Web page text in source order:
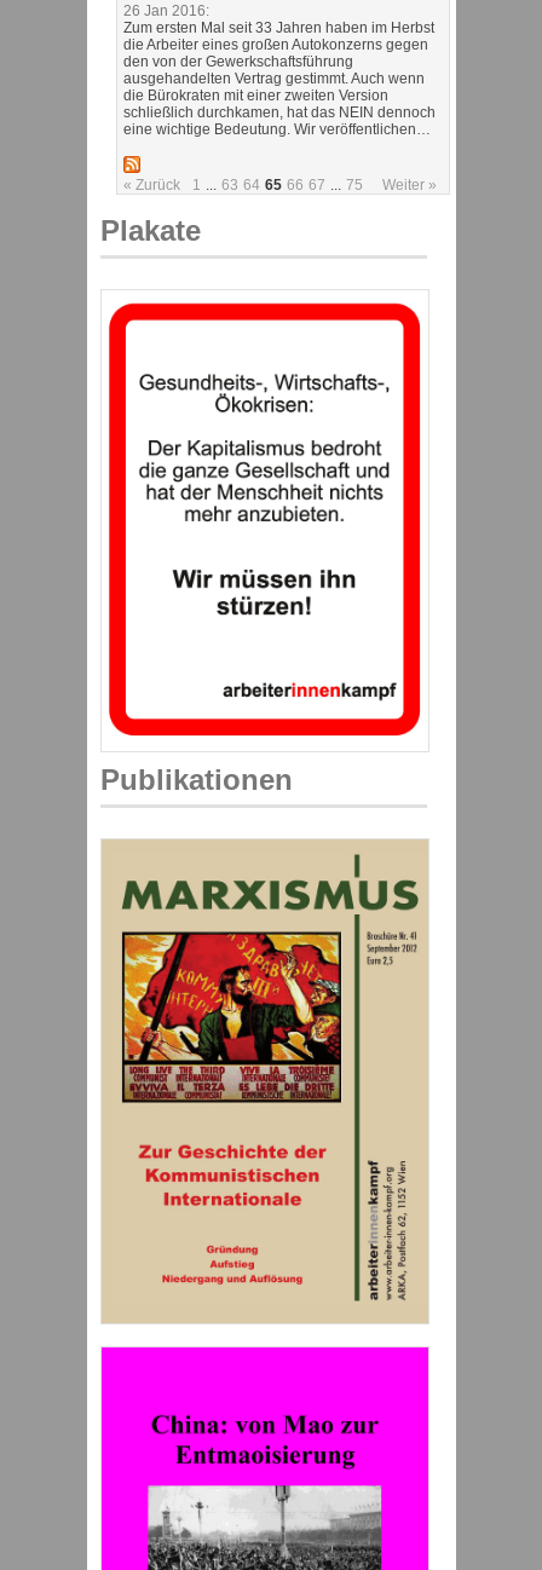
26 Jan 2016:
Zum ersten Mal seit 33 Jahren haben im Herbst
die Arbeiter eines großen Autokonzerns gegen
den von der Gewerkschaftsführung
ausgehandelten Vertrag gestimmt. Auch wenn
die Bürokraten mit einer zweiten Version
schließlich durchkamen, hat das NEIN dennoch
eine wichtige Bedeutung. Wir veröffentlichen…
« Zurück 1 63 64 65 66 67 75 Weiter »
Plakate
Publikationen